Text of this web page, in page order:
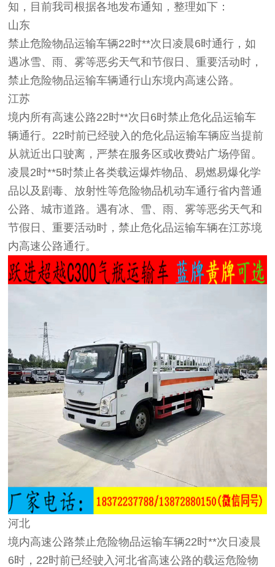
知，目前我司根据各地发布通知，整理如下：
山东
禁止危险物品运输车辆22时**次日凌晨6时通行，如
遇冰雪、雨、雾等恶劣天气和节假日、重要活动时，
禁止危险物品运输车辆通行山东境内高速公路。
江苏
境内所有高速公路22时**次日6时禁止危化品运输车
辆通行。22时前已经驶入的危化品运输车辆应当提前
从就近出口驶离，严禁在服务区或收费站广场停留。
凌晨2时**5时禁止各类载运爆炸物品、易燃易爆化学
品以及剧毒、放射性等危险物品机动车通行省内普通
公路、城市道路。遇有冰、雪、雨、雾等恶劣天气和
节假日、重要活动时，禁止危化品运输车辆在江苏境
内高速公路通行。
河北
境内高速公路禁止危险物品运输车辆22时**次日凌晨
6时，22时前已经驶入河北省高速公路的载运危险物